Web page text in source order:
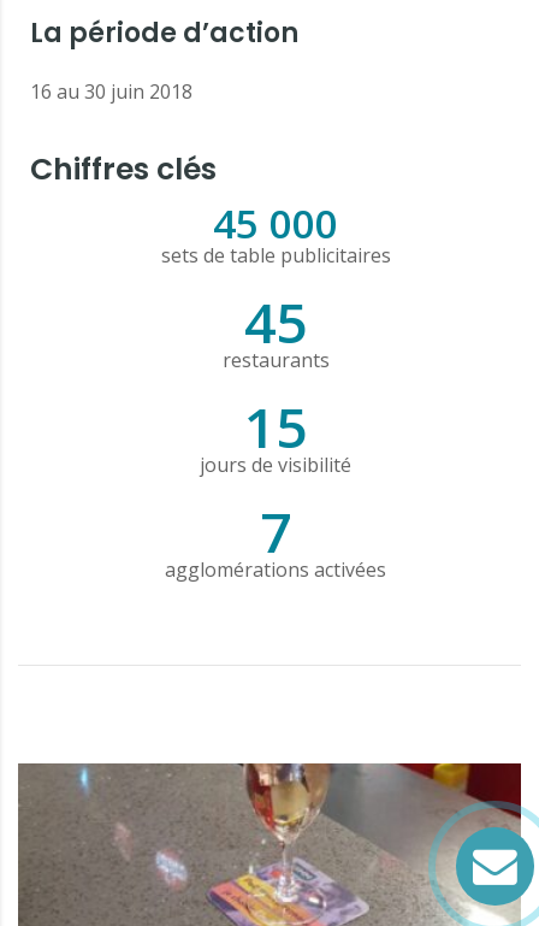
La période d’action
16 au 30 juin 2018
Chiffres clés
45 000
sets de table publicitaires
45
restaurants
15
jours de visibilité
7
agglomérations activées